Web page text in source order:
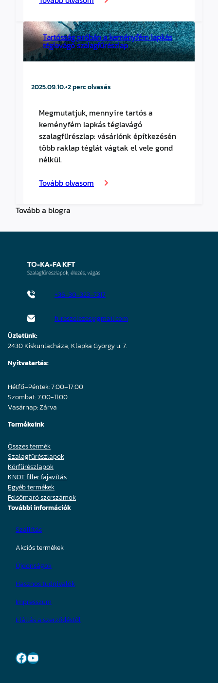
Tartósság próbán a keményfém lapkás
téglavágó szalagfűrészlap
2025.09.10.•2 perc olvasás
Megmutatjuk, mennyire tartós a
keményfém lapkás téglavágó
szalagfűrészlap: vásárlónk építkezésén
több raklap téglát vágtak el vele gond
nélkül.
Tovább olvasom
Tovább a blogra
+36-30-323-7317
fureszelezes@gmail.com
Üzletünk:
2430 Kiskunlacháza, Klapka György u. 7.
Nyitvatartás:
Hétfő–Péntek: 7:00–17:00
Szombat: 7:00-11:00
Vasárnap: Zárva
Termékeink
Összes termék
Szalagfűrészlapok
Körfűrészlapok
KNOT filler fajavítás
Egyéb termékek
Felsőmaró szerszámok
További információk
Szállítás
Akciós termékek
Újdonságok
Hasznos tudnivalók
Impresszum
Elállás a szerződéstől
Facebook YouTube